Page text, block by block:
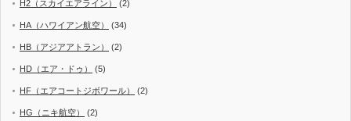
H2（スカイエアライン） (2)
HA（ハワイアン航空） (34)
HB（アジアアトラン） (2)
HD（エア・ドゥ） (5)
HF（エアコートジボワール） (2)
HG（ニキ航空） (2)